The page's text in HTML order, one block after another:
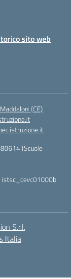
sito web
(CE)
(Scuole
istsc_cevc01000b
S.r.l.
Italia